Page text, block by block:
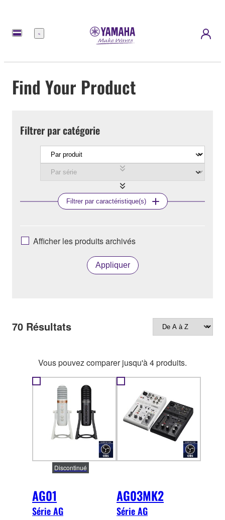
Menu
Find Your Product
Filtrer par catégorie
Filtrer par caractéristique(s)
Afficher les produits archivés
Appliquer
70 Résultats
Vous pouvez comparer jusqu'à 4 produits.
AG01
Série AG
Discontinué
AG03MK2
Série AG